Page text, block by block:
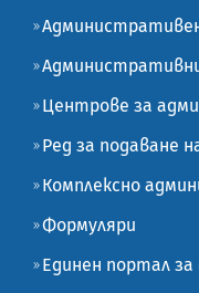
Центрове за
Ред за подаване
Комплексно
Формуляри
Единен портал